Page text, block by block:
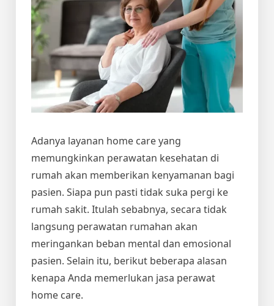
Adanya layanan home care yang
memungkinkan perawatan kesehatan di
rumah akan memberikan kenyamanan bagi
pasien. Siapa pun pasti tidak suka pergi ke
rumah sakit. Itulah sebabnya, secara tidak
langsung perawatan rumahan akan
meringankan beban mental dan emosional
pasien. Selain itu, berikut beberapa alasan
kenapa Anda memerlukan jasa perawat
home care.